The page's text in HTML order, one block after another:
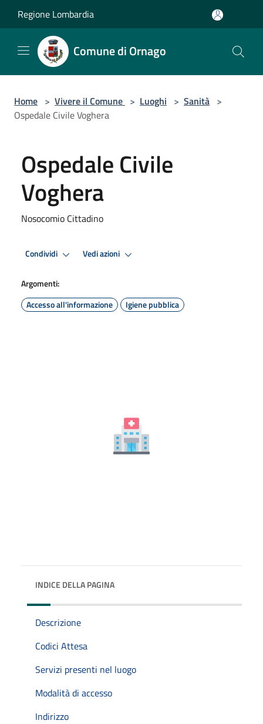
Regione Lombardia
Comune di Ornago
Home > Vivere il Comune > Luoghi > Sanità >
Ospedale Civile Voghera
Ospedale Civile
Voghera
Nosocomio Cittadino
Condividi Vedi azioni
Argomenti:
Accesso all'informazione
Igiene pubblica
INDICE DELLA PAGINA
Descrizione
Codici Attesa
Servizi presenti nel luogo
Modalità di accesso
Indirizzo